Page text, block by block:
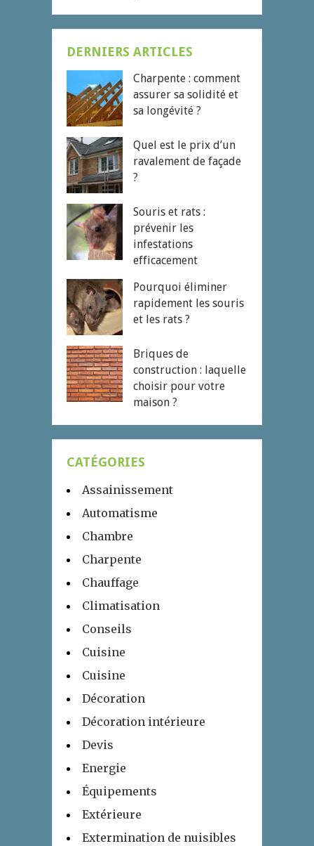
DERNIERS ARTICLES
Charpente : comment
assurer sa solidité et
sa longévité ?
Quel est le prix d’un
ravalement de façade
?
Souris et rats :
prévenir les
infestations
efficacement
Pourquoi éliminer
rapidement les souris
et les rats ?
Briques de
construction : laquelle
choisir pour votre
maison ?
CATÉGORIES
Assainissement
Automatisme
Chambre
Charpente
Chauffage
Climatisation
Conseils
Cuisine
Cuisine
Décoration
Décoration intérieure
Devis
Energie
Équipements
Extérieure
Extermination de nuisibles